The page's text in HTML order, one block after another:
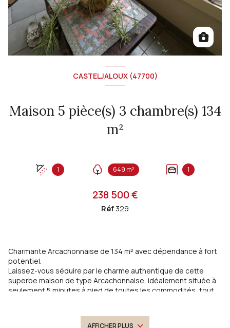
CASTELJALOUX (47700)
Maison 5 pièce(s) 3 chambre(s) 134
m²
1 649 m² 1
238 500 €
Réf 329
Charmante Arcachonnaise de 134 m² avec dépendance à fort
potentiel.
Laissez-vous séduire par le charme authentique de cette
superbe maison de type Arcachonnaise, idéalement située à
seulement 5 minutes à pied de toutes les commodités, tout
AFFICHER PLUS